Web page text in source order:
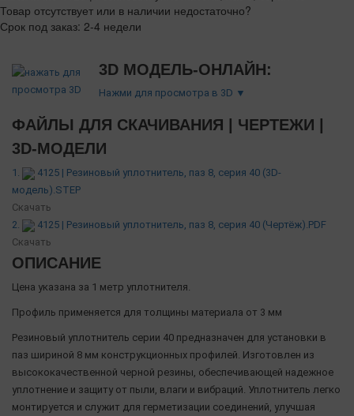
Товар отсутствует или в наличии недостаточно?
Срок под заказ: 2-4 недели
3D МОДЕЛЬ-ОНЛАЙН:
Нажми для просмотра в 3D ▼
ФАЙЛЫ ДЛЯ СКАЧИВАНИЯ | ЧЕРТЕЖИ |
3D-МОДЕЛИ
1.
4125 | Резиновый уплотнитель, паз 8, серия 40 (3D-
модель).STEP
Скачать
2.
4125 | Резиновый уплотнитель, паз 8, серия 40 (Чертёж).PDF
Скачать
ОПИСАНИЕ
Цена указана за 1 метр уплотнителя.
Профиль применяется для толщины материала от 3 мм
Резиновый уплотнитель серии 40 предназначен для установки в
паз шириной 8 мм конструкционных профилей. Изготовлен из
высококачественной черной резины, обеспечивающей надежное
уплотнение и защиту от пыли, влаги и вибраций. Уплотнитель легко
монтируется и служит для герметизации соединений, улучшая